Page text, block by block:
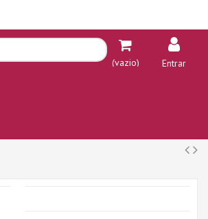
(vazio) Entrar